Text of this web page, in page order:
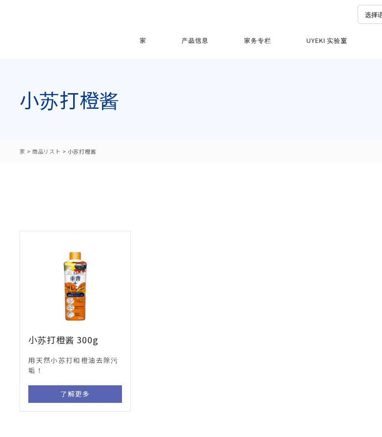
家 产品信息 家务专栏 UYEKI 实验室
小苏打橙酱
家 > 商品リスト > 小苏打橙酱
小苏打橙酱 300g
用天然小苏打和橙油去除污
垢！
了解更多